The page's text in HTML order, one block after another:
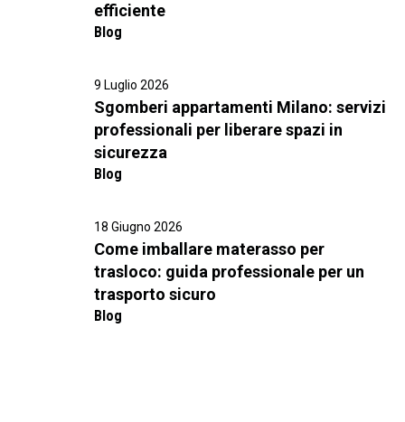
efficiente
Blog
9 Luglio 2026
Sgomberi appartamenti Milano: servizi
professionali per liberare spazi in
sicurezza
Blog
18 Giugno 2026
Come imballare materasso per
trasloco: guida professionale per un
trasporto sicuro
Blog